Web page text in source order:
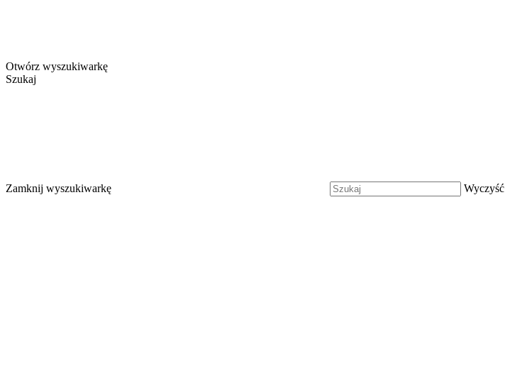
Otwórz wyszukiwarkę
Szukaj
Zamknij wyszukiwarkę Wyczyść